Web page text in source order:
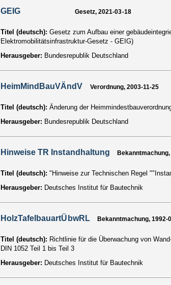
GEIG Gesetz, 2021-03-18
Titel (deutsch): Gesetz zum Aufbau einer
Elektromobilitätsinfrastruktur-Gesetz - GEIG)
Herausgeber: Bundesrepublik Deutschland
HeimMindBauVÄndV Verordnung, 2003-11-25
Titel (deutsch): Änderung der
Herausgeber: Bundesrepublik Deutschland
Hinweise TR Instandhaltung
Titel (deutsch): "Hinweise zur Technischen Regel
Herausgeber: Deutsches Institut für Bautechnik
HolzTafelbauartÜbwRL Bekanntmachung, 1992-
Titel (deutsch): Richtlinie für die Überwachung von
DIN 1052 Teil 1 bis Teil 3
Herausgeber: Deutsches Institut für Bautechnik